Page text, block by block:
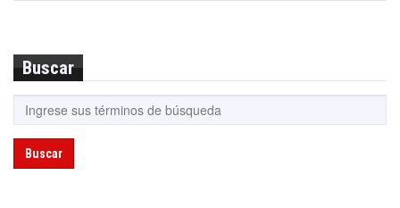
Buscar
Buscar